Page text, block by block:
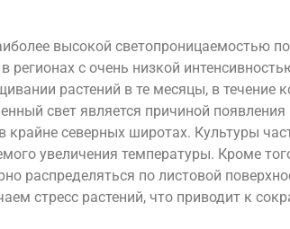
высокой светопроницаемостью
регионах с очень низкой
растений в те месяцы, в течение
свет является причиной
северных широтах. Культуры
увеличения температуры. Кроме
распределяться по листовой
стресс растений, что приводит к